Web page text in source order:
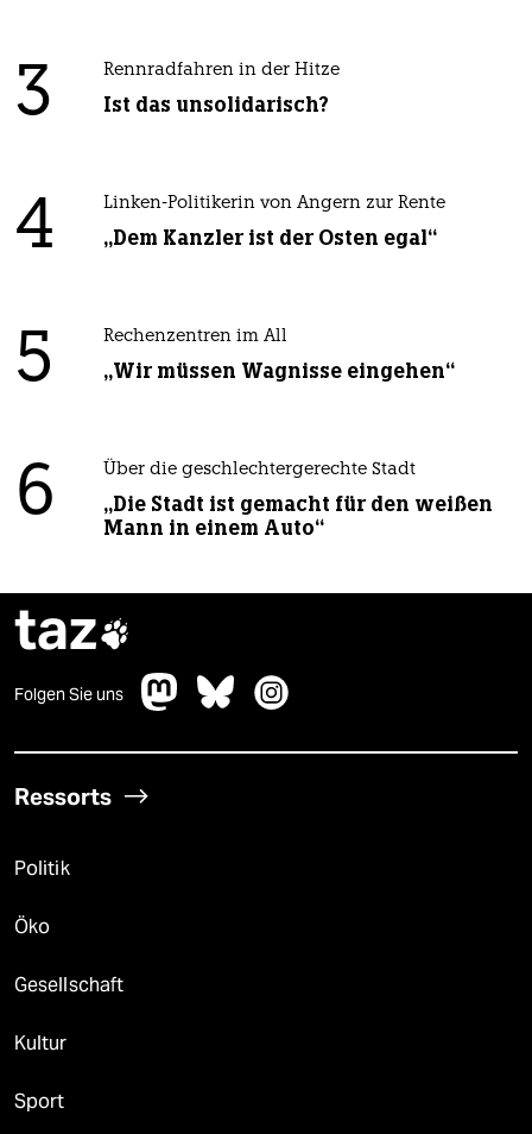
3 Rennradfahren in der Hitze
Ist das unsolidarisch?
4 Linken-Politikerin von Angern zur Rente
„Dem Kanzler ist der Osten egal“
5 Rechenzentren im All
„Wir müssen Wagnisse eingehen“
6 Über die geschlechtergerechte Stadt
„Die Stadt ist gemacht für den weißen
Mann in einem Auto“
taz
Folgen Sie uns
Ressorts
Politik
Öko
Gesellschaft
Kultur
Sport